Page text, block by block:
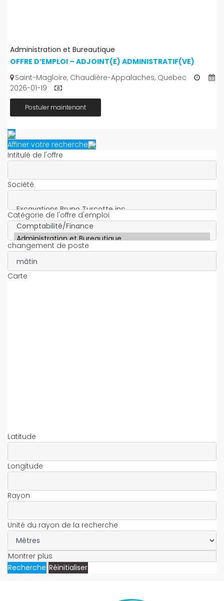
Administration et Bureautique
OFFRE D’EMPLOI – ADJOINT(E) ADMINISTRATIF(VE)
Saint-Magloire, Chaudière-Appalaches, Quebec
2026-01-19
Postuler maintenant
Affiner votre recherche
Intitulé de l'offre
Société
Catégorie de l'offre d'emploi
changement de poste
Carte
Latitude
Longitude
Rayon
Unité du rayon de la recherche
Montrer plus
Recherche Réinitialiser